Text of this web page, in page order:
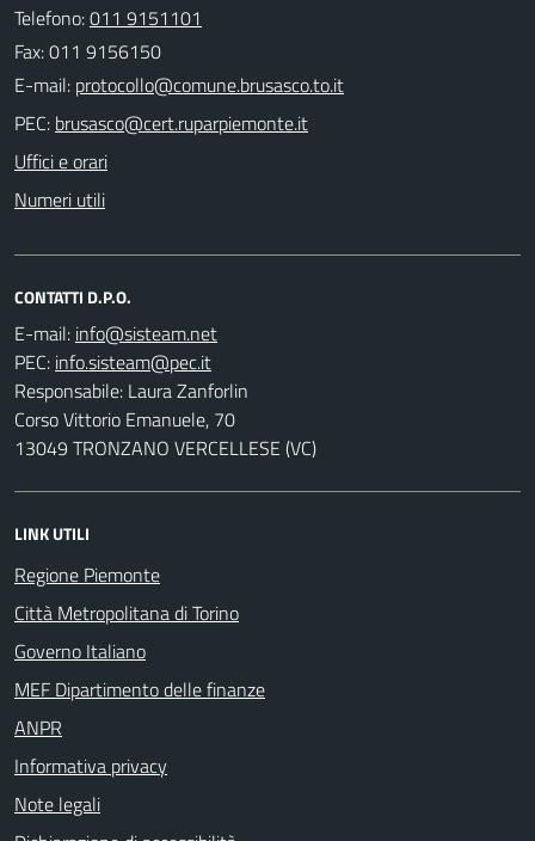
Telefono:011 9151101
Fax: 011 9156150
E-mail:
PEC:
Uffici e orari
Numeri utili
CONTATTI D.P.O.
E-mail:
PEC:
Responsabile: Laura Zanforlin
Corso Vittorio Emanuele, 70
13049 TRONZANO VERCELLESE (VC)
LINK UTILI
Regione Piemonte
Città Metropolitana di Torino
Governo Italiano
MEF Dipartimento delle finanze
ANPR
Informativa privacy
Note legali